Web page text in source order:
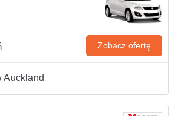
Zobacz ofertę
Auckland